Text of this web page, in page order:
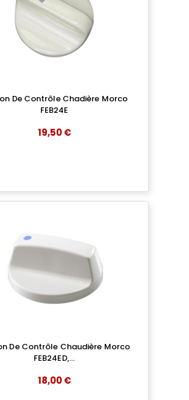
De Contrôle Chadière Morco
FEB24E
19,50 €
De Contrôle Chaudière Morco
FEB24ED,...
18,00 €